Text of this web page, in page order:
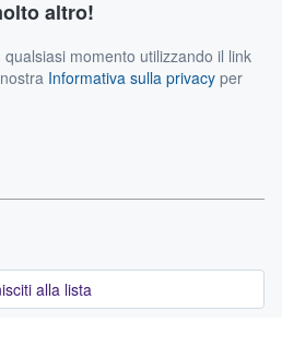
altro!
momento utilizzando il link
Informativa sulla privacy per
alla lista